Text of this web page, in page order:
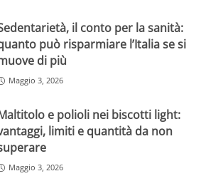
il conto per la sanità:
può risparmiare l’Italia se si
di più
Maggio 3, 2026
e polioli nei biscotti light:
limiti e quantità da non
Maggio 3, 2026